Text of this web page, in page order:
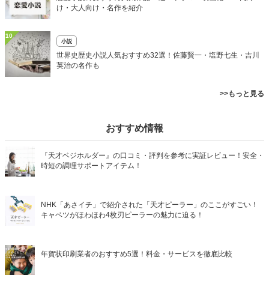
け・大人向け・名作を紹介
10
小説
世界史歴史小説人気おすすめ32選！佐藤賢一・塩野七生・吉川
英治の名作も
>>もっと見る
おすすめ情報
『天才ベジホルダー』の口コミ・評判を参考に実証レビュー！安全・
時短の調理サポートアイテム！
NHK「あさイチ」で紹介された「天才ピーラー」のここがすごい！
キャベツがほわほわ4枚刃ピーラーの魅力に迫る！
年賀状印刷業者のおすすめ5選！料金・サービスを徹底比較